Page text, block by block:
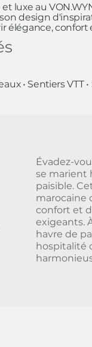
Évadez-
se marient
paisible.
marocaine
confort et
exigeants.
havre de
hospitalité
luxe au
design
élégance, confort
• Sentiers